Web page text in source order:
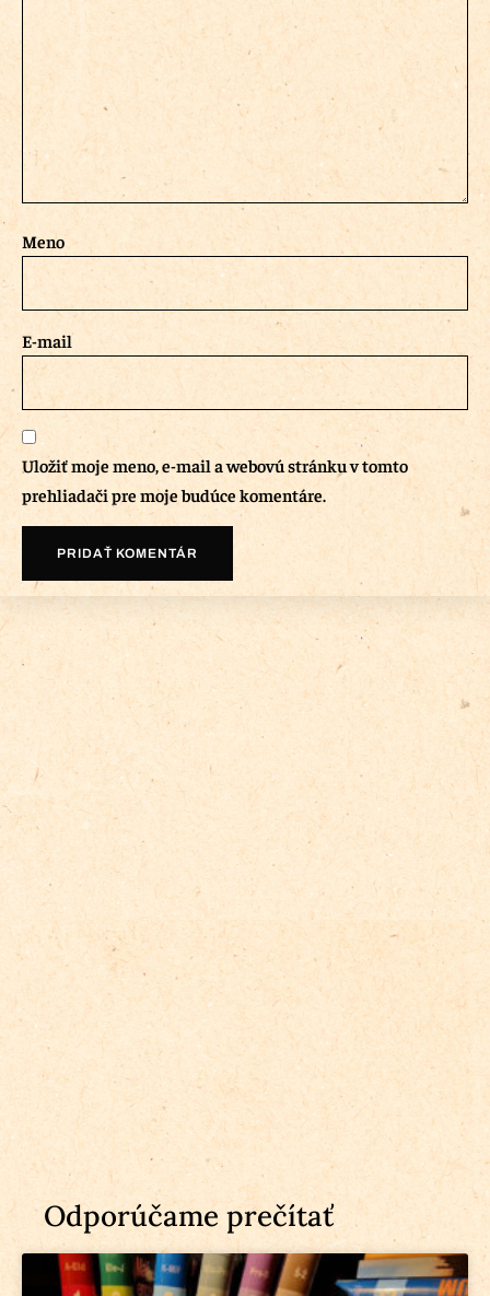
Meno
E-mail
Uložiť moje meno, e-mail a webovú stránku v tomto
prehliadači pre moje budúce komentáre.
Odporúčame prečítať